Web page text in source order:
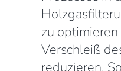
zu
Verschleiß
reduzieren.